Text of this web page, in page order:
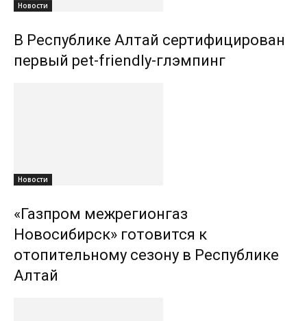
Новости
В Республике Алтай сертифицирован
первый pet-friendly-глэмпинг
Новости
«Газпром межрегионгаз
Новосибирск» готовится к
отопительному сезону в Республике
Алтай